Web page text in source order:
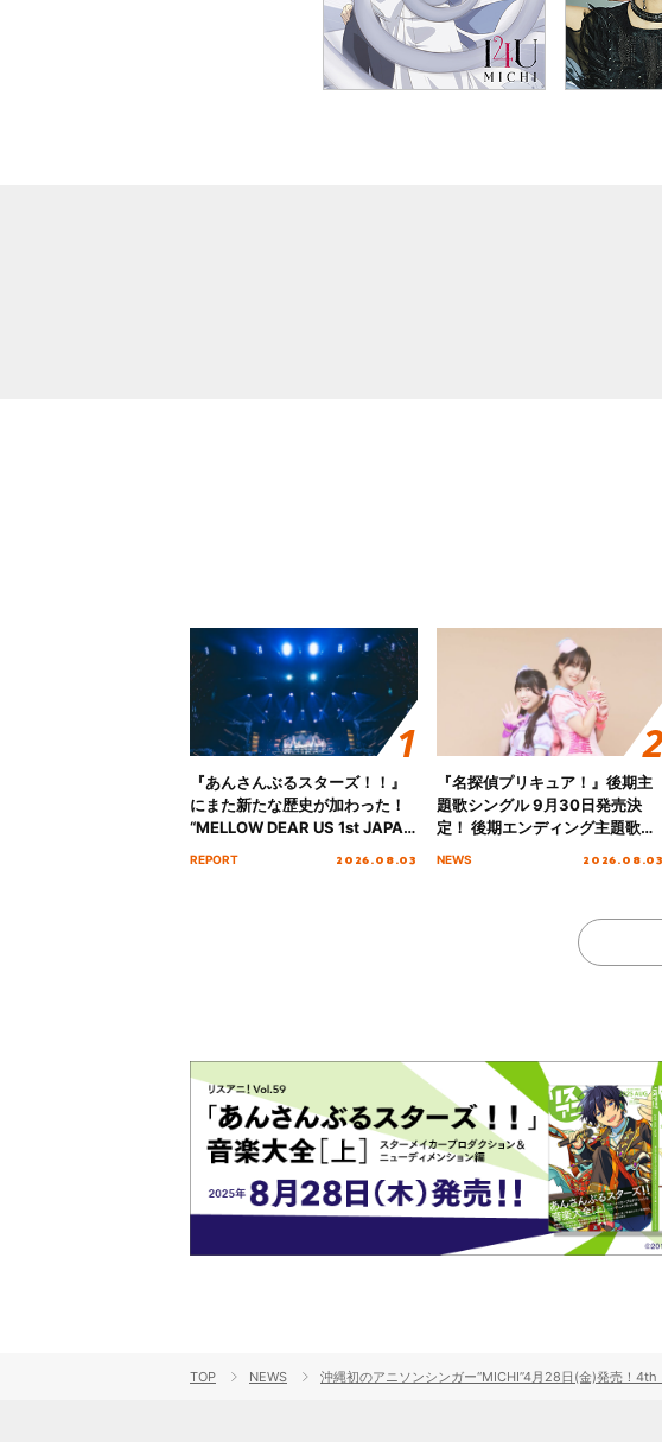
『あんさんぶるスターズ！！』
にまた新たな歴史が加わった！
“MELLOW DEAR US 1st JAPAN
REPORT 2026.08.03
『名探偵プリキュア！』後期主
題歌シングル 9月30日発売決
定！ 後期エンディング主題歌
NEWS 2026.08.03
TOP NEWS 沖縄初のアニソンシンガー“MICHI”4月28日(金)発売！